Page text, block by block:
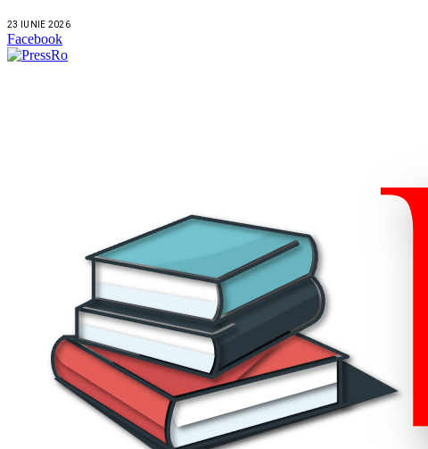
23 IUNIE 2026
Facebook